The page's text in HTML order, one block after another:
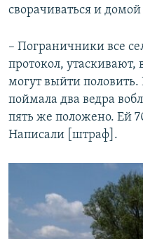
сворачиваться и домой
– Пограничники все
протокол,
могут выйти половить.
поймала два ведра
пять же положено. Ей
Написали [штраф].